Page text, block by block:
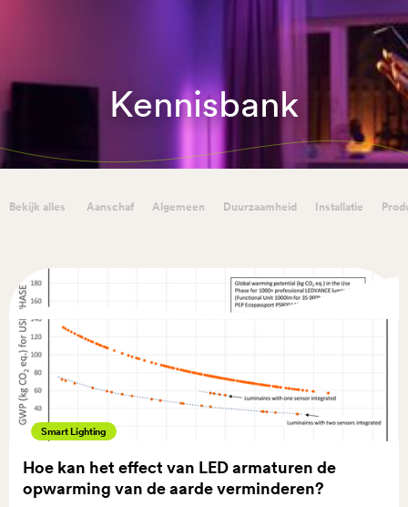
Kennisbank
Bekijk alles Aanschaf Algemeen Duurzaamheid Installatie
Smart Lighting
Hoe kan het effect van LED armaturen de
opwarming van de aarde verminderen?